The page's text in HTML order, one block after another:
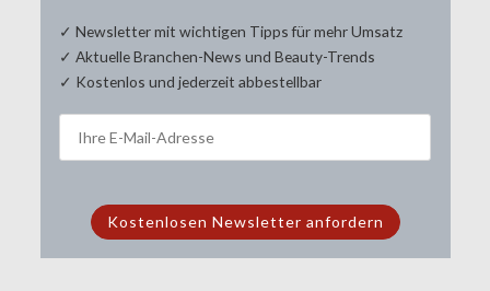
✓ Newsletter mit wichtigen Tipps für mehr Umsatz
✓ Aktuelle Branchen-News und Beauty-Trends
✓ Kostenlos und jederzeit abbestellbar